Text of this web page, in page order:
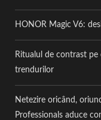
HONOR Magic V6:
Ritualul de contrast
trendurilor
Netezire oricând,
Professionals aduce